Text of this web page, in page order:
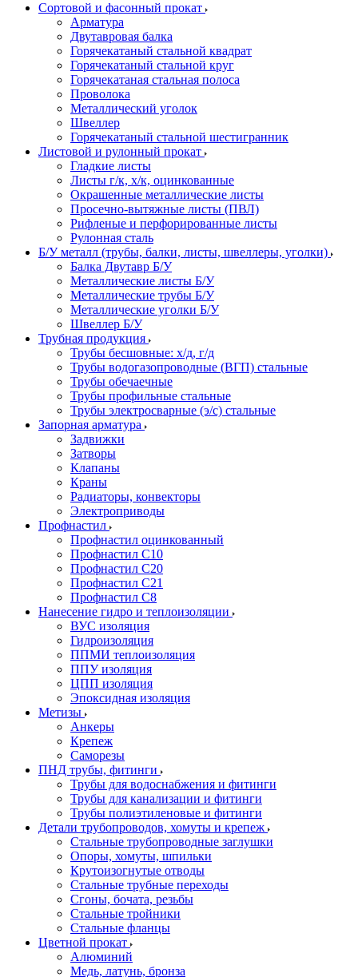
Сортовой и фасонный прокат
Арматура
Двутавровая балка
Горячекатаный стальной квадрат
Горячекатаный стальной круг
Горячекатаная стальная полоса
Проволока
Металлический уголок
Швеллер
Горячекатаный стальной шестигранник
Листовой и рулонный прокат
Гладкие листы
Листы г/к, х/к, оцинкованные
Окрашенные металлические листы
Просечно-вытяжные листы (ПВЛ)
Рифленые и перфорированные листы
Рулонная сталь
Б/У металл (трубы, балки, листы, швеллеры, уголки)
Балка Двутавр Б/У
Металлические листы Б/У
Металлические трубы Б/У
Металлические уголки Б/У
Швеллер Б/У
Трубная продукция
Трубы бесшовные: х/д, г/д
Трубы водогазопроводные (ВГП) стальные
Трубы обечаечные
Трубы профильные стальные
Трубы электросварные (э/с) стальные
Запорная арматура
Задвижки
Затворы
Клапаны
Краны
Радиаторы, конвекторы
Электроприводы
Профнастил
Профнастил оцинкованный
Профнастил С10
Профнастил С20
Профнастил С21
Профнастил С8
Нанесение гидро и теплоизоляции
ВУС изоляция
Гидроизоляция
ППМИ теплоизоляция
ППУ изоляция
ЦПП изоляция
Эпоксидная изоляция
Метизы
Анкеры
Крепеж
Саморезы
ПНД трубы, фитинги
Трубы для водоснабжения и фитинги
Трубы для канализации и фитинги
Трубы полиэтиленовые и фитинги
Детали трубопроводов, хомуты и крепеж
Стальные трубопроводные заглушки
Опоры, хомуты, шпильки
Крутоизогнутые отводы
Стальные трубные переходы
Сгоны, бочата, резьбы
Стальные тройники
Стальные фланцы
Цветной прокат
Алюминий
Медь, латунь, бронза